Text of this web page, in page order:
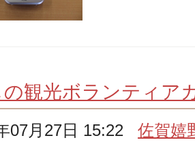
の観光ボランティア
07月27日 15:22佐賀嬉